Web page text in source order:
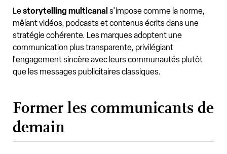
Lestorytelling multicanal s'impose comme la norme,
mêlant vidéos, podcasts et contenus écrits dans une
stratégie cohérente. Les marques adoptent une
communication plus transparente, privilégiant
l'engagement sincère avec leurs communautés plutôt
que les messages publicitaires classiques.
Former les communicants de
demain